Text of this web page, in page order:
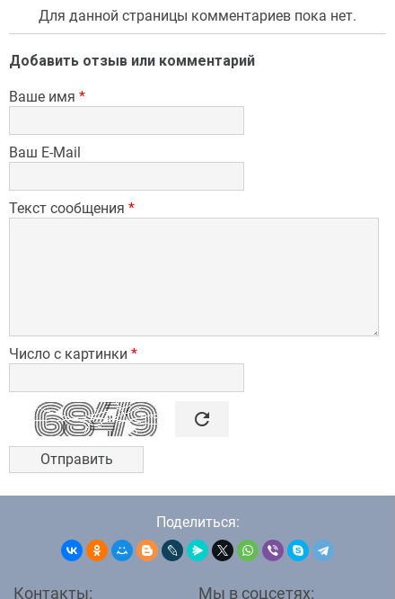
Для данной страницы комментариев пока нет.
Добавить отзыв или комментарий
Ваше имя *
Ваш E-Mail
Текст сообщения *
Число с картинки *
 refresh
Поделиться:
Контакты: Мы в соцсетях: